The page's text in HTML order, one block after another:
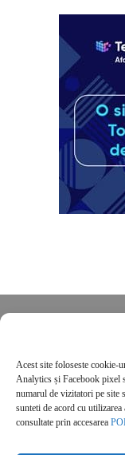
Acest site foloseste cookie-
Analytics și Facebook pixel
numarul de vizitatori pe site
sunteti de acord cu
consultate prin accesarea
POLITICĂ
Politica de